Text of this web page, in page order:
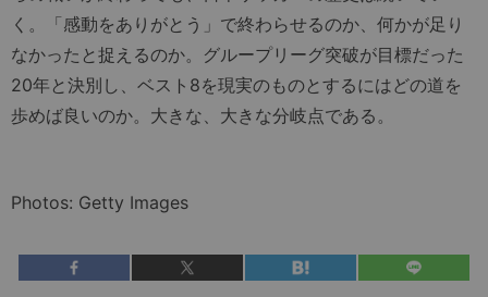
く。「感動をありがとう」で終わらせるのか、何かが足り
なかったと捉えるのか。グループリーグ突破が目標だった
20年と決別し、ベスト8を現実のものとするにはどの道を
歩めば良いのか。大きな、大きな分岐点である。
Photos: Getty Images